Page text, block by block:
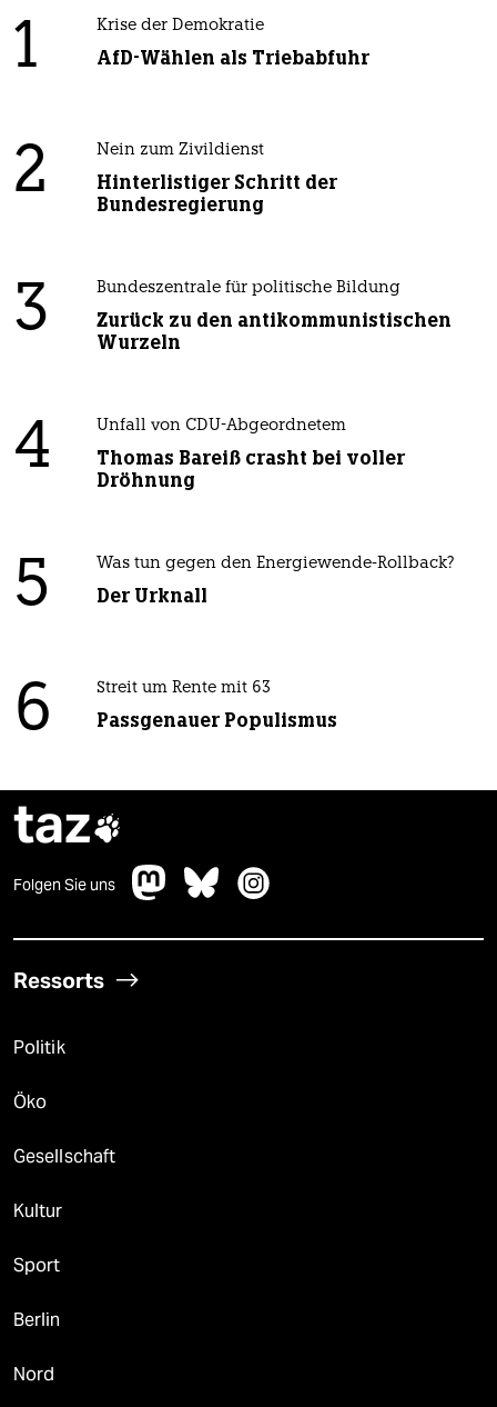
1 Krise der Demokratie
AfD-Wählen als Triebabfuhr
2 Nein zum Zivildienst
Hinterlistiger Schritt der
Bundesregierung
3 Bundeszentrale für politische Bildung
Zurück zu den antikommunistischen
Wurzeln
4 Unfall von CDU-Abgeordnetem
Thomas Bareiß crasht bei voller
Dröhnung
5 Was tun gegen den Energiewende-Rollback?
Der Urknall
6 Streit um Rente mit 63
Passgenauer Populismus
taz
Folgen Sie uns
Ressorts
Politik
Öko
Gesellschaft
Kultur
Sport
Berlin
Nord